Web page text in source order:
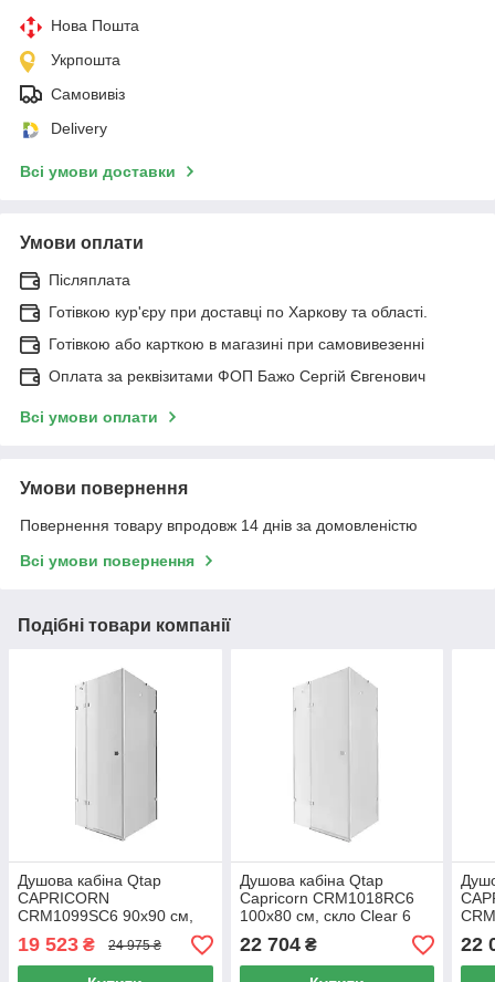
Нова Пошта
Укрпошта
Самовивіз
Delivery
Всі умови доставки
Умови оплати
Післяплата
Готівкою кур'єру при доставці по Харкову та області.
Готівкою або карткою в магазині при самовивезенні
Оплата за реквізитами ФОП Бажо Сергій Євгенович
Всі умови оплати
Умови повернення
Повернення товару впродовж 14 днів за домовленістю
Всі умови повернення
Подібні товари компанії
Душова кабіна Qtap
CAPRICORN
CRM1099SC6 90х90 см,
скло Clear 6 мм, CalcLess,
без піддона
19 523 ₴ 24 975 ₴
Душова кабіна Qtap
Capricorn CRM1018RC6
100х80 см, скло Clear 6
мм, CalcLess, без піддона
22 704₴
без
22